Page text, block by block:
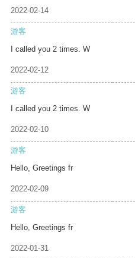
2022-02-14
游客
I called you 2 times. W
2022-02-12
游客
I called you 2 times. W
2022-02-10
游客
Hello, Greetings fr
2022-02-09
游客
Hello, Greetings fr
2022-01-31